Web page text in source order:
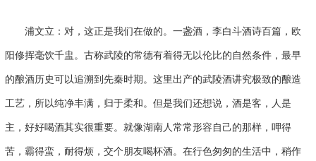
浦文立：对，这正是我们在做的。一盏酒，李白斗酒诗百篇，欧
阳修挥毫饮千盅。古称武陵的常德有着得无以伦比的自然条件，最早
的酿酒历史可以追溯到先秦时期。这里出产的武陵酒讲究极致的酿造
工艺，所以纯净丰满，归于柔和。但是我们还想说，酒是客，人是
主，好好喝酒其实很重要。就像湖南人常常形容自己的那样，呷得
苦，霸得蛮，耐得烦，交个朋友喝杯酒。在行色匆匆的生活中，稍作